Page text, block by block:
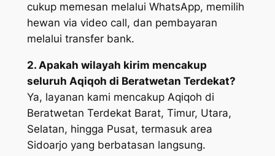
cukup memesan melalui WhatsApp, memilih
hewan via video call, dan pembayaran
melalui transfer bank.
2. Apakah wilayah kirim mencakup
seluruh Aqiqoh di Beratwetan Terdekat?
Ya, layanan kami mencakup Aqiqoh di
Beratwetan Terdekat Barat, Timur, Utara,
Selatan, hingga Pusat, termasuk area
Sidoarjo yang berbatasan langsung.